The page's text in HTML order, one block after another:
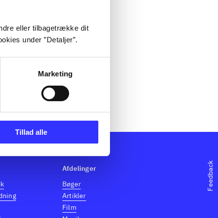
eller tilbagetrække dit
under ”Detaljer”.
Marketing
Tillad alle
Feedback
Afdelinger
Bøger
Artikler
Film